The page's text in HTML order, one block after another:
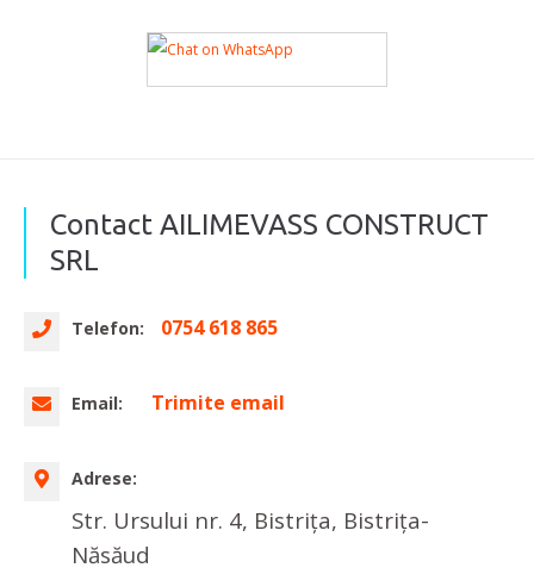
Contact AILIMEVASS CONSTRUCT
SRL
Telefon: 0754 618 865
Email: Trimite email
Adrese:
Str. Ursului nr. 4, Bistrița, Bistrița-
Năsăud